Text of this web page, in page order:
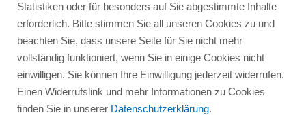
Badsanierung
Dusche
Infovortrag Bad und Dusche
Infovortrag Heizung
Referenzen Bad
Referenzen Heizung
Statistiken oder für besonders auf Sie abgestimmte Inhalte
erforderlich. Bitte stimmen Sie all unseren Cookies zu und
beachten Sie, dass unsere Seite für Sie nicht mehr
vollständig funktioniert, wenn Sie in einige Cookies nicht
einwilligen. Sie können Ihre Einwilligung jederzeit widerrufen.
Einen Widerrufslink und mehr Informationen zu Cookies
finden Sie in unserer Datenschutzerklärung.